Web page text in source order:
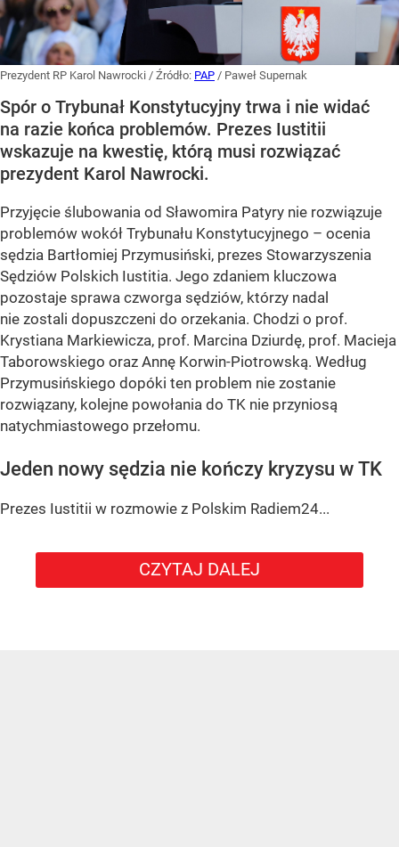
Prezydent RP Karol Nawrocki / Źródło: PAP / Paweł Supernak
Spór o Trybunał Konstytucyjny trwa i nie widać
na razie końca problemów. Prezes Iustitii
wskazuje na kwestię, którą musi rozwiązać
prezydent Karol Nawrocki.
Przyjęcie ślubowania od Sławomira Patyry nie rozwiązuje
problemów wokół Trybunału Konstytucyjnego – ocenia
sędzia Bartłomiej Przymusiński, prezes Stowarzyszenia
Sędziów Polskich Iustitia. Jego zdaniem kluczowa
pozostaje sprawa czworga sędziów, którzy nadal
nie zostali dopuszczeni do orzekania. Chodzi o prof.
Krystiana Markiewicza, prof. Marcina Dziurdę, prof. Macieja
Taborowskiego oraz Annę Korwin-Piotrowską. Według
Przymusińskiego dopóki ten problem nie zostanie
rozwiązany, kolejne powołania do TK nie przyniosą
natychmiastowego przełomu.
Jeden nowy sędzia nie kończy kryzysu w TK
Prezes Iustitii w rozmowie z Polskim Radiem24...
CZYTAJ DALEJ